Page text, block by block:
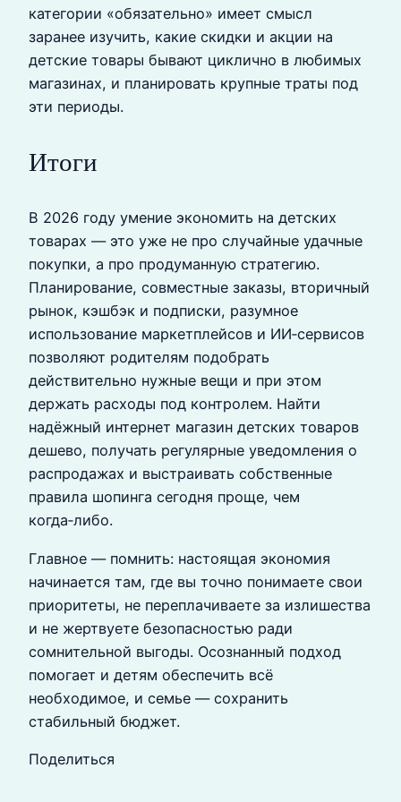
категории «обязательно» имеет смысл
заранее изучить, какие скидки и акции на
детские товары бывают циклично в любимых
магазинах, и планировать крупные траты под
эти периоды.
Итоги
В 2026 году умение экономить на детских
товарах — это уже не про случайные удачные
покупки, а про продуманную стратегию.
Планирование, совместные заказы, вторичный
рынок, кэшбэк и подписки, разумное
использование маркетплейсов и ИИ‑сервисов
позволяют родителям подобрать
действительно нужные вещи и при этом
держать расходы под контролем. Найти
надёжный интернет магазин детских товаров
дешево, получать регулярные уведомления о
распродажах и выстраивать собственные
правила шопинга сегодня проще, чем
когда‑либо.
Главное — помнить: настоящая экономия
начинается там, где вы точно понимаете свои
приоритеты, не переплачиваете за излишества
и не жертвуете безопасностью ради
сомнительной выгоды. Осознанный подход
помогает и детям обеспечить всё
необходимое, и семье — сохранить
стабильный бюджет.
Поделиться